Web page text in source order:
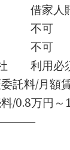
家人賠
不可
不可
利用必須
託料/月額
/0.8万円～